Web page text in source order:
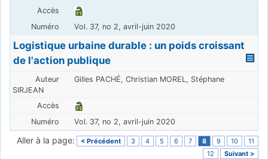
Vol. 37, no 2, avril-juin 2020
Logistique urbaine durable : un poids croissant
de l'action publique
Gilles PACHÉ, Christian MOREL, Stéphane
SIRJEAN
Vol. 37, no 2, avril-juin 2020
Aller à la page: < Précédent 3 4 5 6 7 8 9 10
11
12
Suivant >